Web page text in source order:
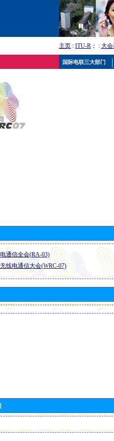
主页 : ITU-R ； : 大会
通信全会(RA-03)
线电通信大会(WRC-07)
国际电联三大部门